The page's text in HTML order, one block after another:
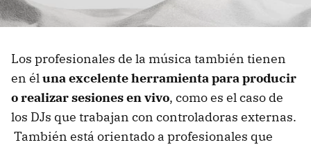
Los profesionales de la música también tienen
en éluna excelente herramienta para producir
o realizar sesiones en vivo, como es el caso de
los DJs que trabajan con controladoras externas.
También está orientado a profesionales que